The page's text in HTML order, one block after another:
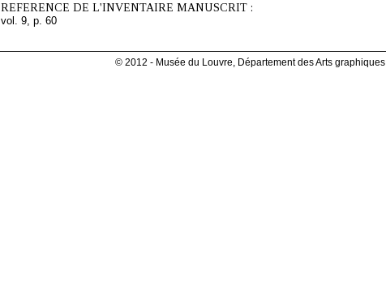
REFERENCE DE L'INVENTAIRE MANUSCRIT :
vol. 9, p. 60
© 2012 - Musée du Louvre, Département des Arts graphiques